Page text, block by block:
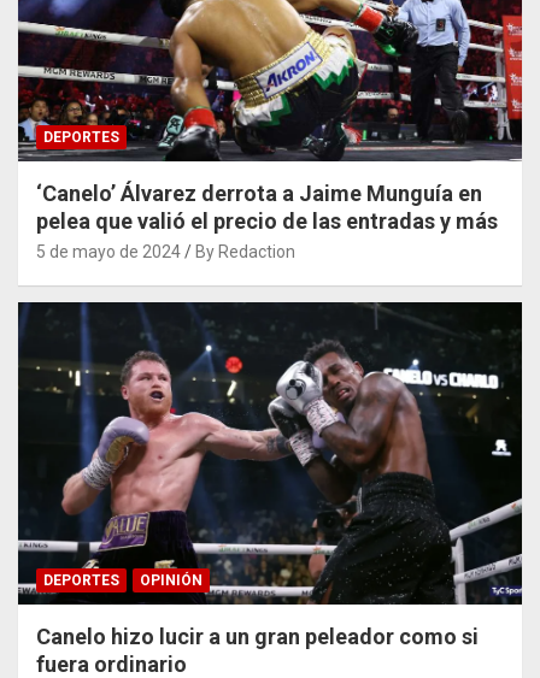
DEPORTES
‘Canelo’ Álvarez derrota a Jaime Munguía en
pelea que valió el precio de las entradas y más
5 de mayo de 2024 By Redaction
DEPORTES OPINIÓN
Canelo hizo lucir a un gran peleador como si
fuera ordinario